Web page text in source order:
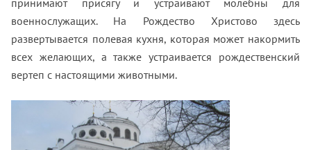
военнослужащих. На Рождество Христово здесь
развертывается полевая кухня, которая может накормить
всех желающих, а также устраивается рождественский
вертеп с настоящими животными.